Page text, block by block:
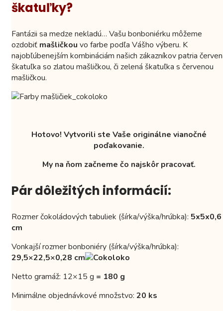
škatuľky?
Fantázii sa medze nekladú… Vašu bonboniérku môžeme
ozdobiť mašličkou vo farbe podľa Vášho výberu. K
najobľúbenejším kombináciám našich zákazníkov patria
škatuľka so zlatou mašličkou, či zelená škatuľka s červenou
mašličkou.
Hotovo! Vytvorili ste Vaše originálne vianočné
poďakovanie.
My na ňom začneme čo najskôr pracovať.
Pár dôležitých informácií:
Rozmer čokoládových tabuliek (šírka/výška/hrúbka): 5x5x0,6
cm
Vonkajší rozmer bonboniéry (šírka/výška/hrúbka):
29,5×22,5×0,28 cm
Netto gramáž: 12×15 g = 180 g
Minimálne objednávkové množstvo: 20 ks